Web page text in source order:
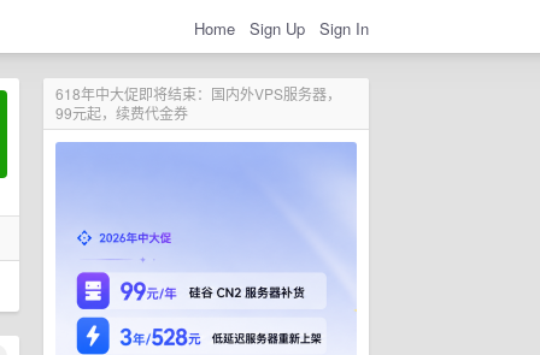
Home Sign Up Sign In
618年中大促即将结束：国内外VPS服务器，
99元起，续费代金券